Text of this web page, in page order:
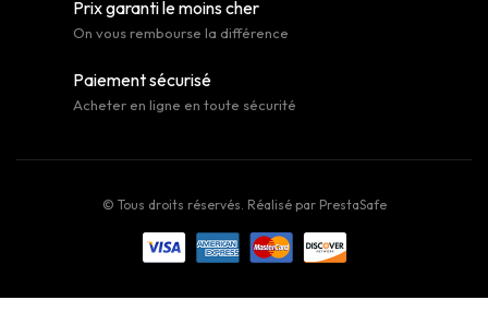
Prix garanti le moins cher
On vous rembourse la différence
Paiement sécurisé
Acheter en ligne en toute sécurité
© Tous droits réservés. Réalisé par PrestaSafe